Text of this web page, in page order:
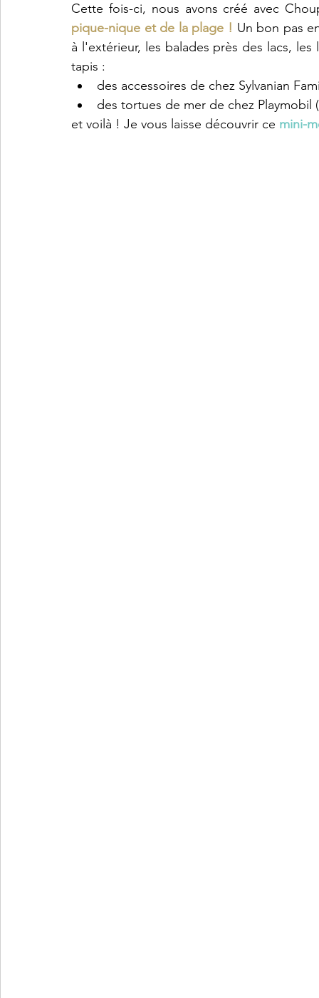
Cette fois-ci, nous avons créé avec
pique-nique et de la plage ! Un bon pas
à l'extérieur, les balades près des lacs,
tapis :
des accessoires de chez Sylvanian
des tortues de mer de chez Playmobil (
et voilà ! Je vous laisse découvrir ce mini-